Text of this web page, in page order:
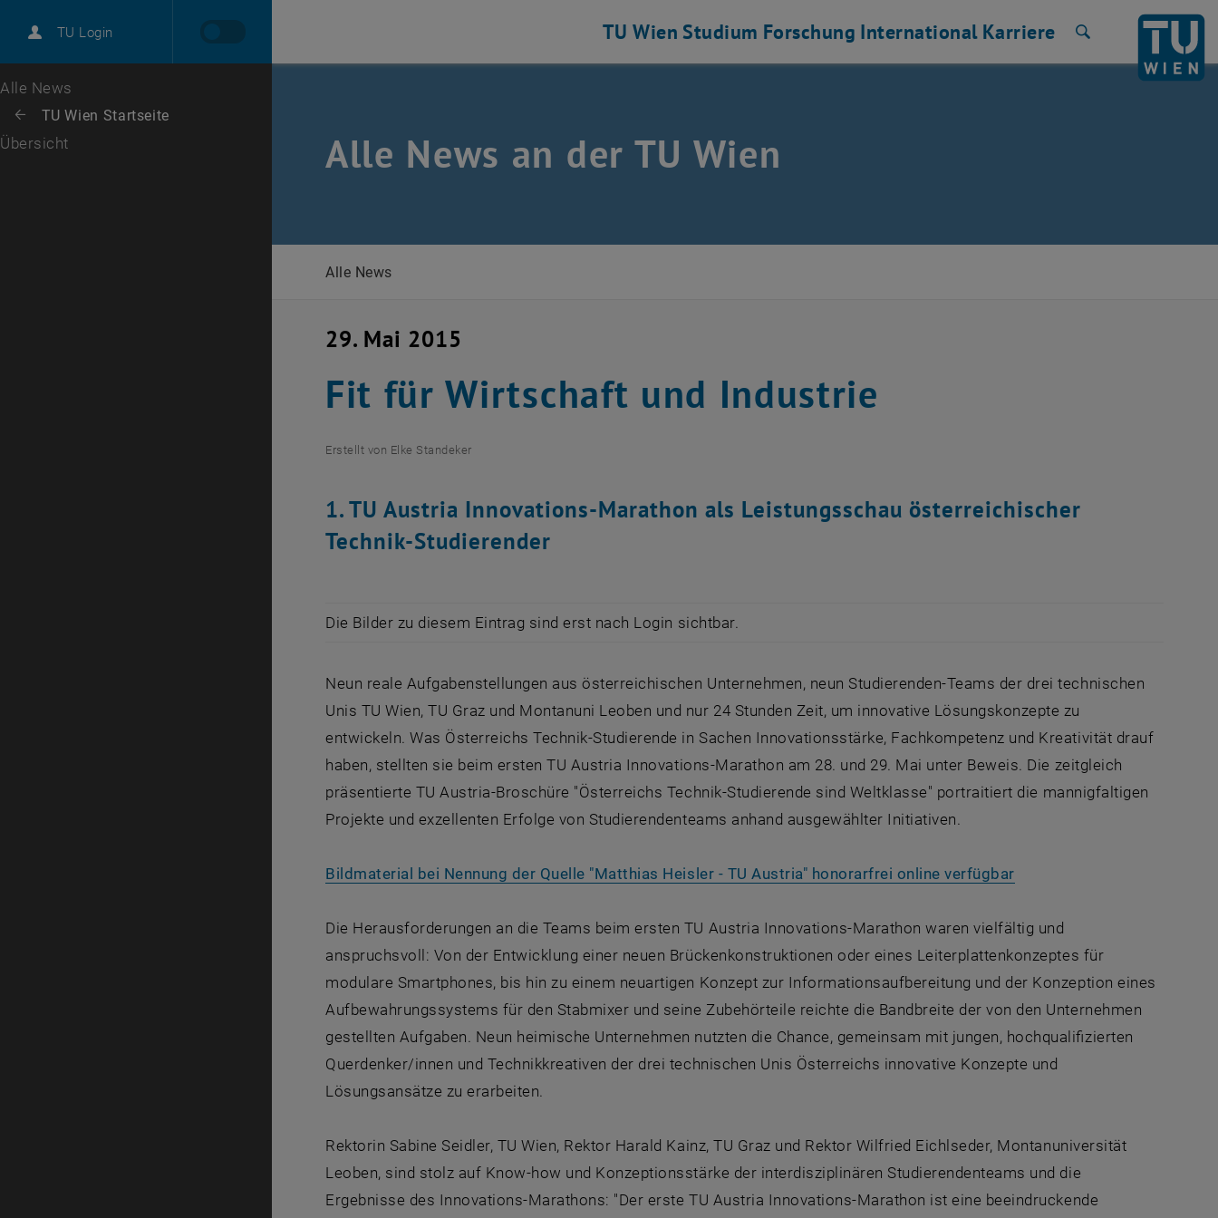
TU Login
Karriere
Zur 1. Menü Ebene
Alle News
Zurück: Subseiten von TU Wien Startseite auflisten
Zurück zur letzten Ebene:
TU Wien Startseite
Übersicht
TU Wien Studium Forschung International Karriere
Alle News an der TU Wien
Alle News
29. Mai 2015
Fit für Wirtschaft und Industrie
Erstellt von Elke Standeker
1. TU Austria Innovations-Marathon als Leistungsschau österreichischer
Technik-Studierender
Die Bilder zu diesem Eintrag sind erst nach Login sichtbar.
Neun reale Aufgabenstellungen aus österreichischen Unternehmen, neun Studierenden-Teams der drei technischen
Unis TU Wien, TU Graz und Montanuni Leoben und nur 24 Stunden Zeit, um innovative Lösungskonzepte zu
entwickeln. Was Österreichs Technik-Studierende in Sachen Innovationsstärke, Fachkompetenz und Kreativität drauf
haben, stellten sie beim ersten TU Austria Innovations-Marathon am 28. und 29. Mai unter Beweis. Die zeitgleich
präsentierte TU Austria-Broschüre "Österreichs Technik-Studierende sind Weltklasse" portraitiert die mannigfaltigen
Projekte und exzellenten Erfolge von Studierendenteams anhand ausgewählter Initiativen.
Bildmaterial bei Nennung der Quelle "Matthias Heisler - TU Austria" honorarfrei online verfügbar, öffnet eine externe URL in
Die Herausforderungen an die Teams beim ersten TU Austria Innovations-Marathon waren vielfältig und
anspruchsvoll: Von der Entwicklung einer neuen Brückenkonstruktionen oder eines Leiterplattenkonzeptes für
modulare Smartphones, bis hin zu einem neuartigen Konzept zur Informationsaufbereitung und der Konzeption eines
Aufbewahrungssystems für den Stabmixer und seine Zubehörteile reichte die Bandbreite der von den Unternehmen
gestellten Aufgaben. Neun heimische Unternehmen nutzten die Chance, gemeinsam mit jungen, hochqualifizierten
Querdenker/innen und Technikkreativen der drei technischen Unis Österreichs innovative Konzepte und
Lösungsansätze zu erarbeiten.
Rektorin Sabine Seidler, TU Wien, Rektor Harald Kainz, TU Graz und Rektor Wilfried Eichlseder, Montanuniversität
Leoben, sind stolz auf Know-how und Konzeptionsstärke der interdisziplinären Studierendenteams und die
Ergebnisse des Innovations-Marathons: "Der erste TU Austria Innovations-Marathon ist eine beeindruckende